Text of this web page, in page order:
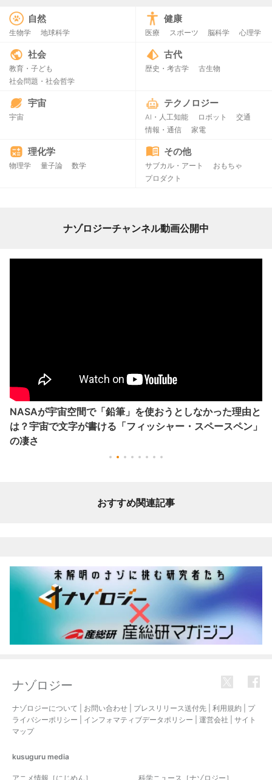
自然
生物学 地球科学
健康
医療 スポーツ 脳科学 心理学
社会
教育・子ども
社会問題・社会哲学
古代
歴史・考古学 古生物
宇宙
宇宙
テクノロジー
AI・人工知能 ロボット
交通
情報・通信
家電
理化学
物理学 量子論 数学
その他
サブカル・アート
おもちゃ
プロダクト
ナゾロジーチャンネル動画公開中
NASAが宇宙空間で「鉛筆」を使おうとしなかった理由と
は？宇宙で文字が書ける「フィッシャー・スペースペン」
の凄さ
おすすめ関連記事
ナゾロジー
ナゾロジーについて お問い合わせ プレスリリース送付先 利用規約
プ
ライバシーポリシー
インフォマティブデータポリシー 運営会社
サイト
マップ
kusuguru media
アニメ情報［にじめん］ 科学ニュース［ナゾロジー］